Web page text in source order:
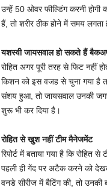
उन्हें 50 ओवर फील्डिंग करनी होगी
हैं, तो शरीर ठीक होने में समय लगता
यशस्वी जायसवाल हो सकते हैं
रोहित अगर पूरी तरह से फिट नहीं
किशन को इस वजह से चुना गया है
संशय हुआ, तो जायसवाल उनकी
शुरू भी कर दिया है।
रोहित से खुश नहीं टीम मैनेजमेंट
रिपोर्ट में बताया गया है कि
पहली ही गेंद पर अटैक करने को
वनडे सीरीज में बैटिंग की, तो